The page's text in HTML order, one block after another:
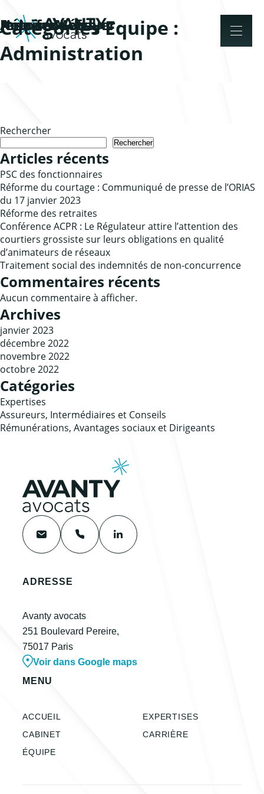
Categories Equipe :
Administration
Héloïse Morel
Antoine Lécuyer
Jennifer Lefranc
Rechercher
Rechercher
Articles récents
PSC des fonctionnaires
Réforme du courtage : Communiqué de presse de l’ORIAS
du 17 janvier 2023
Réforme des retraites
Conférence ACPR : Le Régulateur attire l’attention des
courtiers grossiste sur leurs obligations en qualité
d’animateurs de réseaux
Traitement social des indemnités de non-concurrence
Commentaires récents
Aucun commentaire à afficher.
Archives
janvier 2023
décembre 2022
novembre 2022
octobre 2022
Catégories
Expertises
Assureurs, Intermédiaires et Conseils
Rémunérations, Avantages sociaux et Dirigeants
ADRESSE
Avanty avocats
251 Boulevard Pereire,
75017 Paris
Voir dans Google maps
MENU
ACCUEIL
CABINET
ÉQUIPE
EXPERTISES
CARRIÈRE